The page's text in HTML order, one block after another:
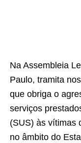
Na Assembleia
Paulo, tramita
que obriga o
serviços
(SUS) às vítimas
no âmbito do